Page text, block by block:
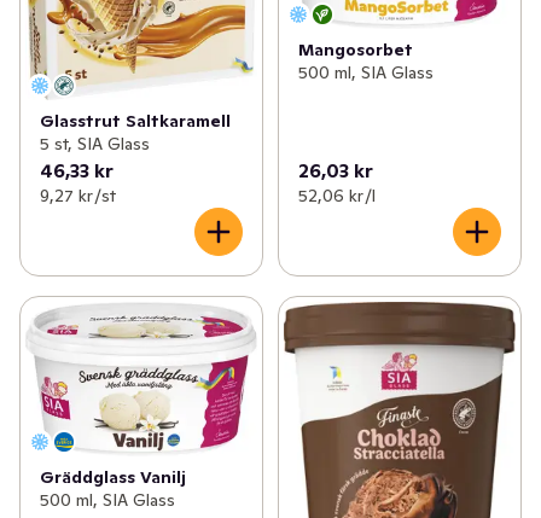
Glasstrut Saltkaramell
5 st, SIA Glass
46,33 kr
9,27 kr /st
Mangosorbet
500 ml, SIA Glass
26,03 kr
52,06 kr /l
Gräddglass Vanilj
500 ml, SIA Glass